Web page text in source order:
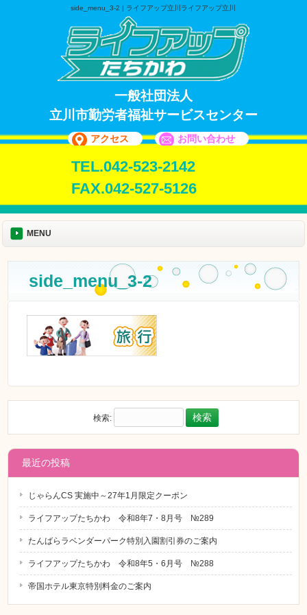
side_menu_3-2 | ライフアップ立川ライフアップ立川
一般社団法人
立川市勤労者福祉サービスセンター
アクセス お問い合わせ
TEL.042-523-2142
FAX.042-527-5126
MENU
side_menu_3-2
検索:
最近の投稿
じゃらんCS 実施中～27年1月限定クーポン
ライフアップたちかわ 令和8年7・8月号 №289
たんばらラベンダーパーク特別入園割引券のご案内
ライフアップたちかわ 令和8年5・6月号 №288
帝国ホテル東京特別料金のご案内